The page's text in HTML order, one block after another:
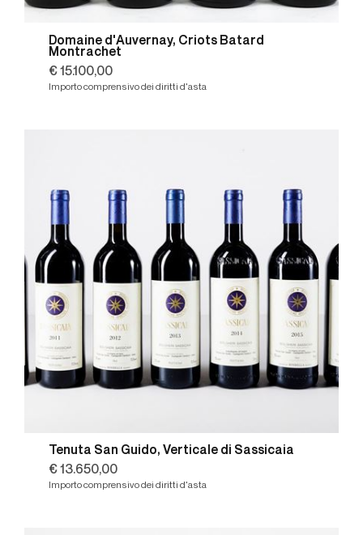
Domaine d'Auvernay, Criots Batard
Montrachet
€ 15.100,00
Importo comprensivo dei diritti d'asta
Tenuta San Guido, Verticale di Sassicaia
€ 13.650,00
Importo comprensivo dei diritti d'asta